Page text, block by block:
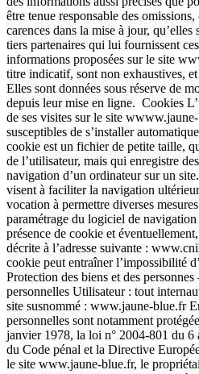
être tenue responsable des
carences dans la mise à jour,
tiers partenaires qui lui fournissent
informations proposées sur le site
titre indicatif, sont non exhaustives,
Elles sont données sous réserve de
depuis leur mise en ligne. ‍ Cookies
de ses visites sur le site
susceptibles de s’installer
cookie est un fichier de petite taille,
de l’utilisateur, mais qui enregistre
navigation d’un ordinateur sur un
visent à faciliter la navigation
vocation à permettre diverses
paramétrage du logiciel de
présence de cookie et
décrite à l’adresse suivante :
cookie peut entraîner l’impossibilité
Protection des biens et des
personnelles Utilisateur : tout
site susnommé : www.jaune-blue.fr
personnelles sont notamment
janvier 1978, la loi n° 2004-801 du
du Code pénal et la Directive
le site www.jaune-blue.fr, le